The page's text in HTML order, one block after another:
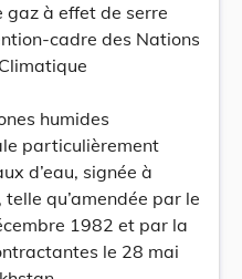
gaz à effet de serre
cadre des Nations
humides
particulièrement
d’eau, signée à
qu’amendée par le
1982 et par la
le 28 mai